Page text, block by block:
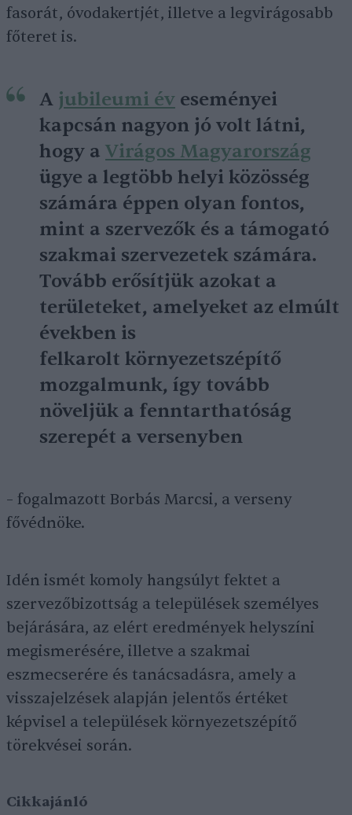
fasorát, óvodakertjét, illetve a legvirágosabb
főteret is.
A jubileumi év eseményei
kapcsán nagyon jó volt látni,
hogy a Virágos Magyarország
ügye a legtöbb helyi közösség
számára éppen olyan fontos,
mint a szervezők és a támogató
szakmai szervezetek számára.
Tovább erősítjük azokat a
területeket, amelyeket az elmúlt
években is
felkarolt környezetszépítő
mozgalmunk, így tovább
növeljük a fenntarthatóság
szerepét a versenyben
– fogalmazott Borbás Marcsi, a verseny
fővédnöke.
Idén ismét komoly hangsúlyt fektet a
szervezőbizottság a települések személyes
bejárására, az elért eredmények helyszíni
megismerésére, illetve a szakmai
eszmecserére és tanácsadásra, amely a
visszajelzések alapján jelentős értéket
képvisel a települések környezetszépítő
törekvései során.
Cikkajánló